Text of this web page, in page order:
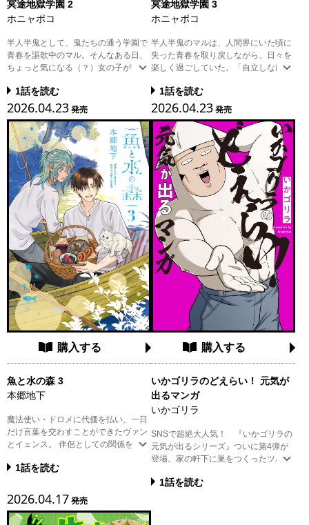
冥途地獄学園 2
ホニャポコ
半人半鬼として、鬼たちの通う学園で
青春を謳歌中のマル。そんなある日、
ちょっと気になる（？）女の子ができ
味不明な行動を繰り返す先輩・ニャニ
ャムームまで登場し、マルの毎日はま
すますドタバタに！ ピカピカ青春群
像劇、待望の第2巻！
1話を読む
冥途地獄学園 3
ホニャポコ
半人半鬼のマルは、人間界にいた頃に
失った青春を取り戻しながら、日々を
楽しく過ごしていた。「自立しなけれ
長・幽々のもとで秘書の仕事もこなせ
るようになり、人生はますます豊かに
――と思いきや、同室メイトの一茶・
諭吉とまさかの大喧嘩!? ピカピカ青
春群像劇、波乱の第3巻！
1話を読む
2026.04.23 発売
購入する
魚と水の森 3
本郷地下
魔法使い・ドロメに代価を払い、一日
だけ言葉を交わすことができたヴァン
とイェンス。 伴侶としての関係を深め
者——モリネコの子どもが現れる。 ヴ
で家族のように接するけれど…。 そし
て、大寒波の到来によって起こった異
変により、 ふたりにかけられていた呪
1話を読む
2026.04.23 発売
購入する
いかゴリラのどえらい！ 元気が
出るマンガ
いかゴリラ
SNSで超絶大人気！ 『いかゴリラの
元気が出るシリーズ』ついに第4弾が
登場。家の軒下に巣をつくったツバメ
り物」はSNSで456万インプレッショ
1話を読む
2026.04.17 発売